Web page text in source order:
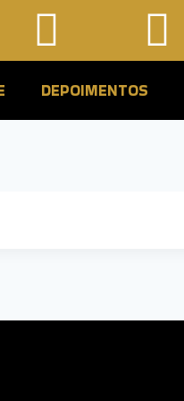
DEPOIMENTOS